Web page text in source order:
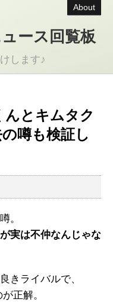
About
ース回覧板
します♪
んとキムタク
噂も検証し
。
実は不仲なんじゃな
きライバルで、
正解。